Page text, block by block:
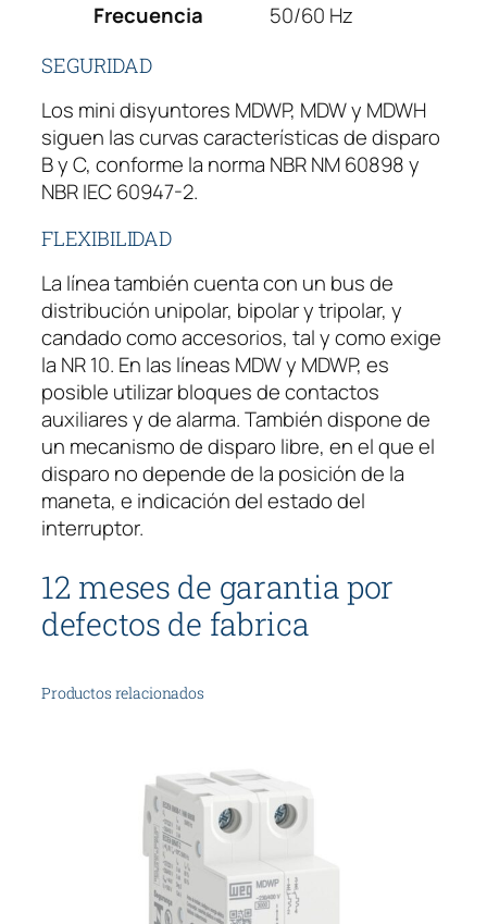
Frecuencia
50/60 Hz
SEGURIDAD
Los mini disyuntores MDWP, MDW y MDWH
siguen las curvas características de disparo
B y C, conforme la norma NBR NM 60898 y
NBR IEC 60947-2.
FLEXIBILIDAD
La línea también cuenta con un bus de
distribución unipolar, bipolar y tripolar, y
candado como accesorios, tal y como exige
la NR 10. En las líneas MDW y MDWP, es
posible utilizar bloques de contactos
auxiliares y de alarma. También dispone de
un mecanismo de disparo libre, en el que el
disparo no depende de la posición de la
maneta, e indicación del estado del
interruptor.
12 meses de garantia por
defectos de fabrica
Productos relacionados